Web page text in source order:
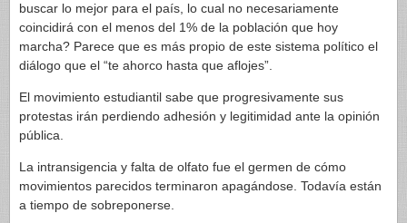
buscar lo mejor para el país, lo cual no necesariamente
coincidirá con el menos del 1% de la población que hoy
marcha? Parece que es más propio de este sistema político el
diálogo que el “te ahorco hasta que aflojes”.
El movimiento estudiantil sabe que progresivamente sus
protestas irán perdiendo adhesión y legitimidad ante la opinión
pública.
La intransigencia y falta de olfato fue el germen de cómo
movimientos parecidos terminaron apagándose. Todavía están
a tiempo de sobreponerse.